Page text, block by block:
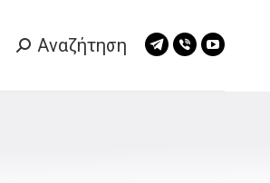
Search:
Αναζήτηση
Telegram
Viber